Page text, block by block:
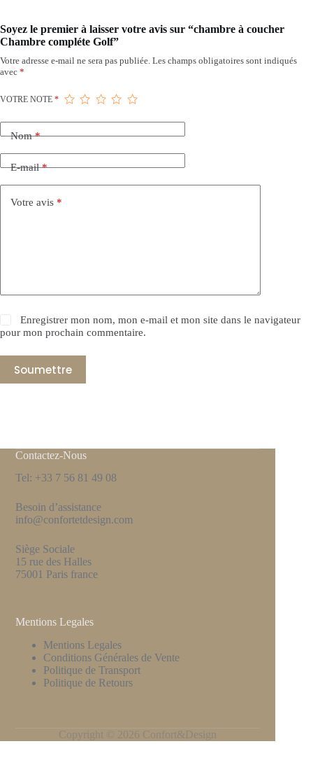
Soyez le premier à laisser votre avis sur “chambre à coucher
Chambre compléte Golf”
Votre adresse e-mail ne sera pas publiée. Les champs obligatoires sont indiqués
avec *
VOTRE NOTE *
Nom*
E-mail*
Votre avis *
Enregistrer mon nom, mon e-mail et mon site dans le navigateur
pour mon prochain commentaire.
Soumettre
Contactez-Nous
Tel: +33 7 56 81 49 08
Besoin d’assistance
info@confortetdesign.com
Siège Sociale
15 rue des Halles
75001 Paris france
Mentions Legales
Mentions Legales
Conditions Générales de Vente
Politique de Transport
Politique de Retours
Copyright © 2026 Confort&Design